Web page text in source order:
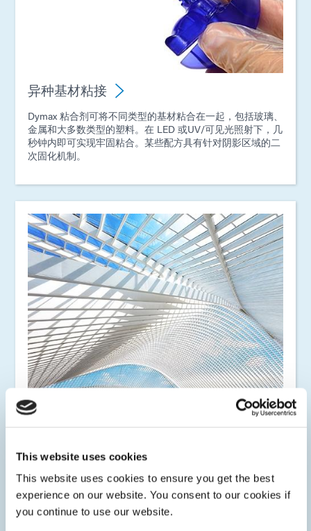
This website uses cookies
This website uses cookies to ensure you get the best
experience on our website. You consent to our cookies if
you continue to use our website.
异种基材粘接
Dymax 粘合剂可将不同类型的基材粘合在一起，包括玻璃、
金属和大多数类型的塑料。在 LED 或UV/可见光照射下，几
秒钟内即可实现牢固粘合。某些配方具有针对阴影区域的二
次固化机制。
玻璃粘接
高强度粘合，以固定玻璃、金属和塑料。